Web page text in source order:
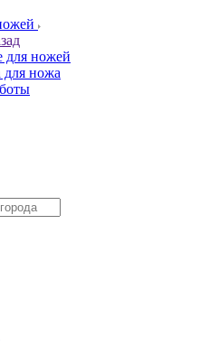
для ножей
для ножа